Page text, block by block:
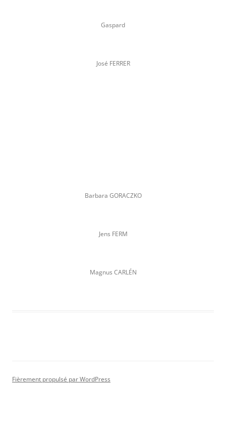
Gaspard
José FERRER
Barbara GORACZKO
Jens FERM
Magnus CARLÉN
Fièrement propulsé par WordPress